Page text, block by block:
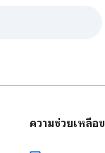
ความช่วยเหลือ